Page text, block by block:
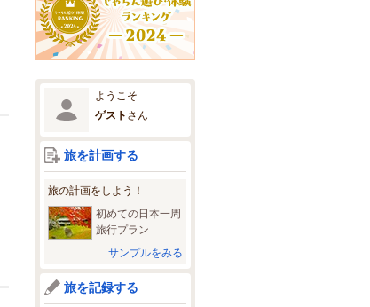
ようこそ
ゲスト さん
旅を計画する
旅の計画をしよう！
初めての日本一周
旅行プラン
サンプルをみる
旅を記録する